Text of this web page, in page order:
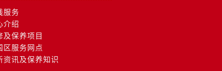
）
服务
介绍
及保养项目
区服务网点
资讯及保养知识